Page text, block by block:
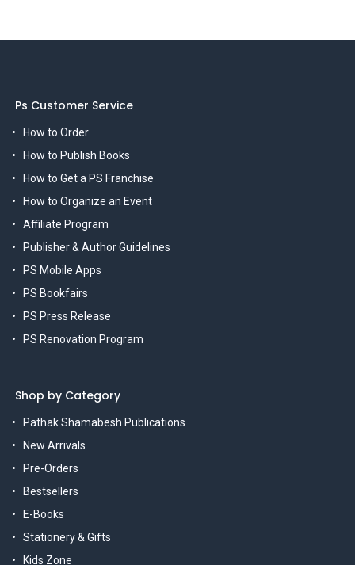
Ps Customer Service
How to Order
How to Publish Books
How to Get a PS Franchise
How to Organize an Event
Affiliate Program
Publisher & Author Guidelines
PS Mobile Apps
PS Bookfairs
PS Press Release
PS Renovation Program
Shop by Category
Pathak Shamabesh Publications
New Arrivals
Pre-Orders
Bestsellers
E-Books
Stationery & Gifts
Kids Zone